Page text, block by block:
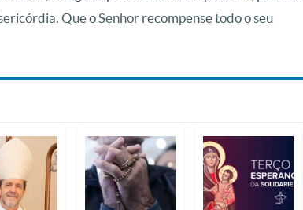
Que o Senhor recompense todo o seu